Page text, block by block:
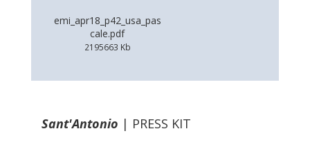
emi_apr18_p42_usa_pas
cale.pdf
2195663 Kb
Sant'Antonio | PRESS KIT